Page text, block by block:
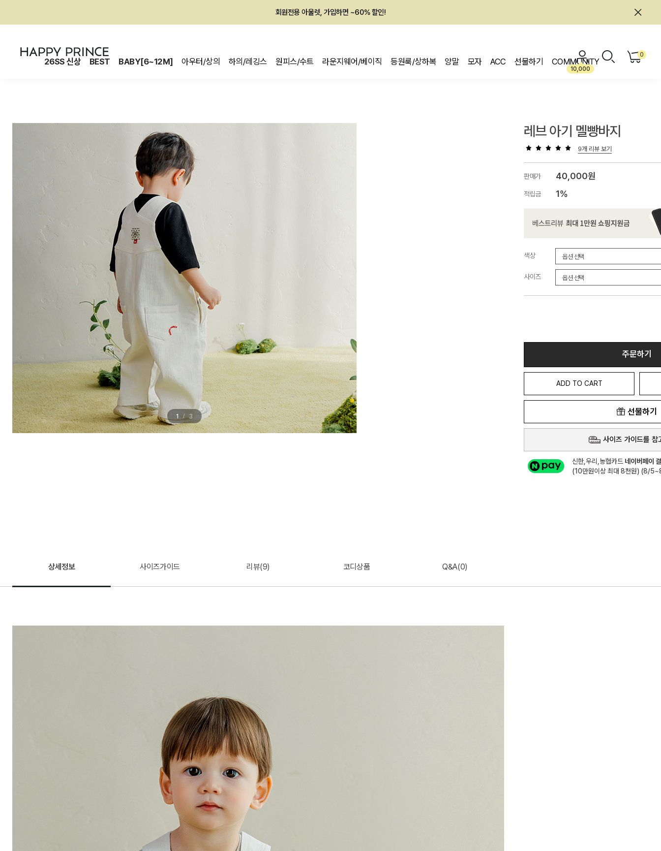
회원전용 아울렛, 가입하면 ~60% 할인!
26SS 신상 BEST BABY[6~12M] 아우터/상의 하의/레깅스 원피스/수트 라운지웨어/베이직 등원룩/상하복 양말 모자 ACC 선물하기 COMMUNITY
10,000
0
1 / 3
레브 아기 멜빵바지
9개 리뷰 보기
판매가 40,000원
적립금 1%
색상
사이즈
주문하기
ADD TO CART
선물하기
사이즈 가이드를 참
신한,우리,농협카드 네이버페이
(10만원이상 최대 8천원) (8/
상세정보 사이즈가이드 리뷰(9) 코디상품 Q&A(0)